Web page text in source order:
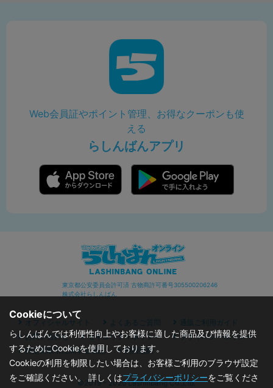
Web会員証やポイント管理、お得なクーポンも使
える
らしんばんアプリ
東京都公安委員会許可済 古物商許可番号305500206246
株式会社らしんばん
オフィシャルサイト よくあるご質問
通販ご利用ガイド
お問い合わせ
セキュリティポリシー
プライバシーポリシー
特定商取引に関する表記
利用規約
©2019 - 2026 Lashinbang Co.,Ltd.
Cookieについて
らしんばんでは利便性向上やお客様に適した商品及び情報を提供
するためにCookieを使用しております。
Cookieの利用を制限したい場合は、お客様ご利用のブラウザ設定
をご確認ください。 詳しくはプライバシーポリシーをご覧くださ